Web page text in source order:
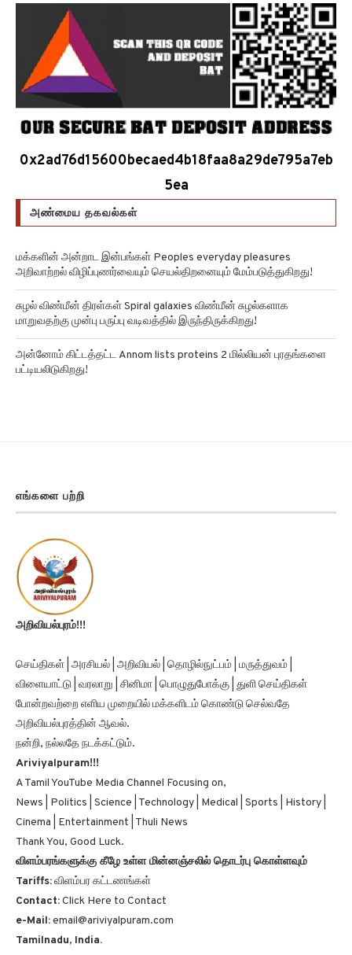
0x2ad76d15600becaed4b18faa8a29de795a7eb
5ea
அண்மைய தகவல்கள்
மக்களின் அன்றாட இன்பங்கள் Peoples everyday pleasures
அறிவாற்றல் விழிப்புணர்வையும் செயல்திறனையும் மேம்படுத்துகிறது!
சுழல் விண்மீன் திரள்கள் Spiral galaxies விண்மீன் சுழல்களாக
மாறுவதற்கு முன்பு பருப்பு வடிவத்தில் இருந்திருக்கிறது!
அன்னோம் கிட்டத்தட்ட Annom lists proteins 2 மில்லியன் புரதங்களை
பட்டியலிடுகிறது!
எங்களை பற்றி
அறிவியல்புரம்!!!
செய்திகள் | அரசியல் | அறிவியல் | தொழில்நுட்பம் | மருத்துவம் |
விளையாட்டு | வரலாறு | சினிமா | பொழுதுபோக்கு | துளி செய்திகள்
போன்றவற்றை எளிய முறையில் மக்களிடம் கொண்டு செல்வதே
அறிவியல்புரத்தின் ஆவல்.
நன்றி, நல்லதே நடக்கட்டும்.
Ariviyalpuram!!!
A Tamil YouTube Media Channel Focusing on,
News | Politics | Science | Technology | Medical | Sports | History |
Cinema | Entertainment | Thuli News
Thank You, Good Luck.
விளம்பரங்களுக்கு கீழே உள்ள மின்னஞ்சலில் தொடர்பு கொள்ளவும்
Tariffs:விளம்பர கட்டணங்கள்
Contact:Click Here to Contact
e-Mail:email@ariviyalpuram.com
Tamilnadu, India.